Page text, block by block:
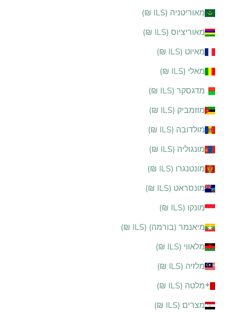
מאוריטניה (ILS ₪)
מאוריציוס (ILS ₪)
מאיוט (ILS ₪)
מאלי (ILS ₪)
מדגסקר (ILS ₪)
מוזמביק (ILS ₪)
מולדובה (ILS ₪)
מונגוליה (ILS ₪)
מונטנגרו (ILS ₪)
מונסראט (ILS ₪)
מונקו (ILS ₪)
מיאנמר (בורמה) (ILS ₪)
מלאווי (ILS ₪)
מלזיה (ILS ₪)
מלטה (ILS ₪)
מצרים (ILS ₪)